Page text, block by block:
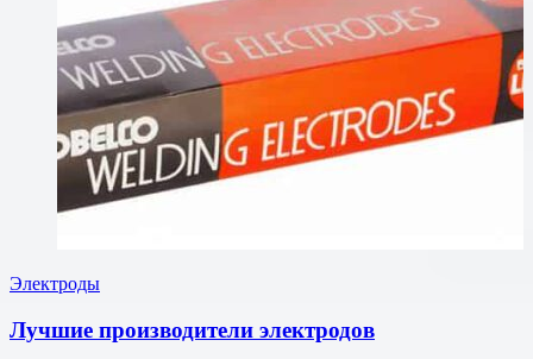
Электроды
Лучшие производители электродов